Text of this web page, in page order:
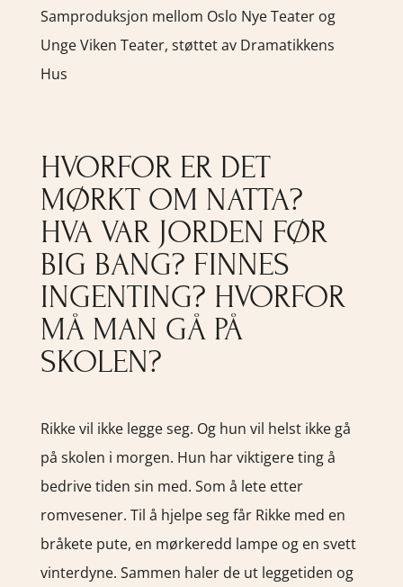
Samproduksjon mellom Oslo Nye Teater og
Unge Viken Teater, støttet av Dramatikkens
Hus
HVORFOR ER DET
MØRKT OM NATTA?
HVA VAR JORDEN FØR
BIG BANG? FINNES
INGENTING? HVORFOR
MÅ MAN GÅ PÅ
SKOLEN?
Rikke vil ikke legge seg. Og hun vil helst ikke gå
på skolen i morgen. Hun har viktigere ting å
bedrive tiden sin med. Som å lete etter
romvesener. Til å hjelpe seg får Rikke med en
bråkete pute, en mørkeredd lampe og en svett
vinterdyne. Sammen haler de ut leggetiden og